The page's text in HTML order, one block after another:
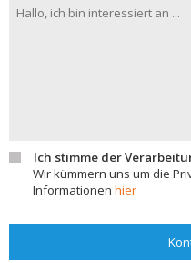
Ich stimme der
Wir kümmern uns um die
Informationen hier